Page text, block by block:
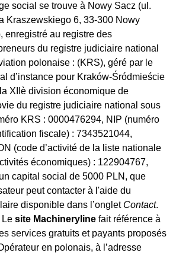
social se trouve à Nowy Sacz (ul.
Kraszewskiego 6, 33-300 Nowy
enregistré au registre des
du registre judiciaire national
polonaise : (KRS), géré par le
d’instance pour Kraków-Śródmieście
XIIè division économique de
du registre judiciaire national sous
KRS : 0000476294, NIP (numéro
fiscale) : 7343521044,
(code d’activité de la liste nationale
économiques) : 122904767,
capital social de 5000 PLN, que
peut contacter à l'aide du
disponible dans l’onglet Contact.
Le site Machineryline fait référence à
services gratuits et payants proposés
en polonais, à l’adresse